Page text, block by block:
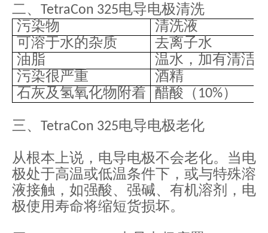
二、 TetraCon 325电导电极清洗
污染物
清洗液
可溶于水的杂质
去离子水
油脂
温水，加有清洁
污染很严重
酒精
石灰及氢氧化物附着
醋酸（ 10%）
三、 TetraCon 325电导电极老化
从根本上说，电导电极不会老化。当电
极处于高温或低温条件下，或与特殊溶
液接触，如强酸、强碱、有机溶剂，电
极使用寿命将缩短货损坏。